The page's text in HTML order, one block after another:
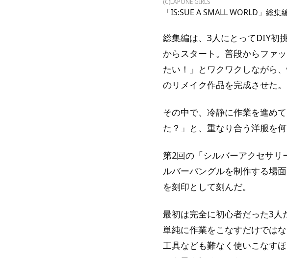
「IS:SUE A SMALL WORLD」総集
総集編は、3人にとってDIY初
からスタート。普段からファ
たい！」とワクワクしながら
のリメイク作品を完成させた。
その中で、冷静に作業を進め
た？」と、重なり合う洋服を
第2回の「シルバーアクセサ
ルバーバングルを制作する場
を刻印として刻んだ。
最初は完全に初心者だった3人
単純に作業をこなすだけでは
工具なども難なく使いこなす